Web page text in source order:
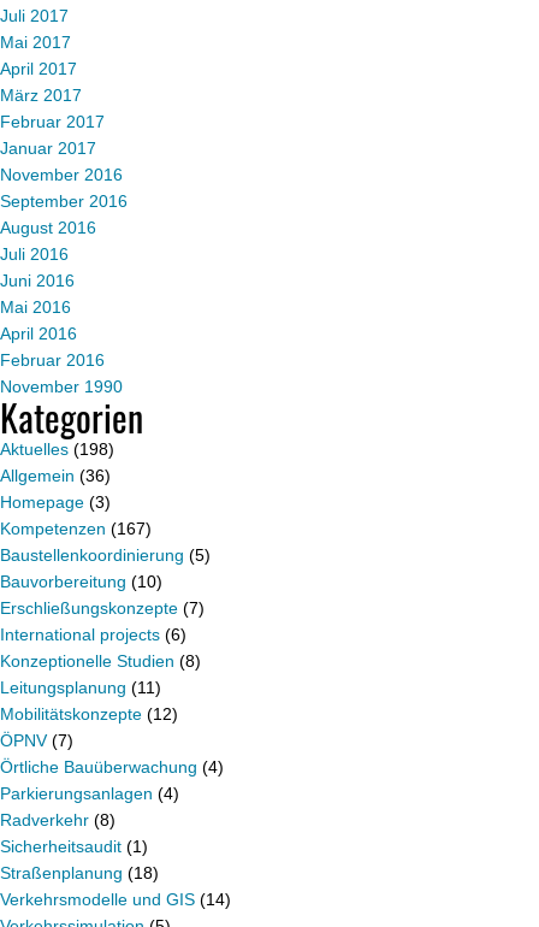
Juli 2017
Mai 2017
April 2017
März 2017
Februar 2017
Januar 2017
November 2016
September 2016
August 2016
Juli 2016
Juni 2016
Mai 2016
April 2016
Februar 2016
November 1990
Kategorien
Aktuelles (198)
Allgemein (36)
Homepage (3)
Kompetenzen (167)
Baustellenkoordinierung (5)
Bauvorbereitung (10)
Erschließungskonzepte (7)
International projects (6)
Konzeptionelle Studien (8)
Leitungsplanung (11)
Mobilitätskonzepte (12)
ÖPNV(7)
Örtliche Bauüberwachung (4)
Parkierungsanlagen (4)
Radverkehr (8)
Sicherheitsaudit (1)
Straßenplanung (18)
Verkehrsmodelle und GIS (14)